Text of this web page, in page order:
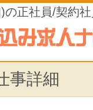
正社員/契約
事詳細